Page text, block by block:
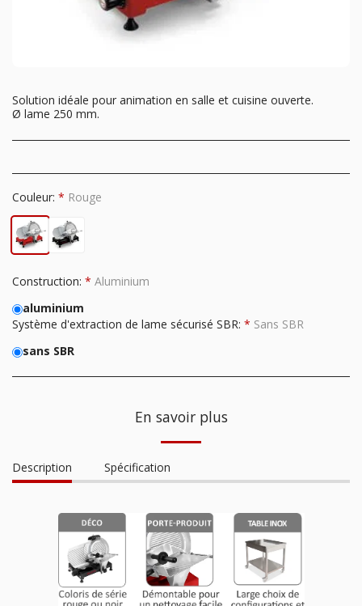
Solution idéale pour animation en salle et cuisine ouverte.
Ø lame 250 mm.
Couleur: * Rouge
Construction: * Aluminium
aluminium
Système d'extraction de lame sécurisé SBR: * Sans SBR
sans SBR
En savoir plus
Description Spécification